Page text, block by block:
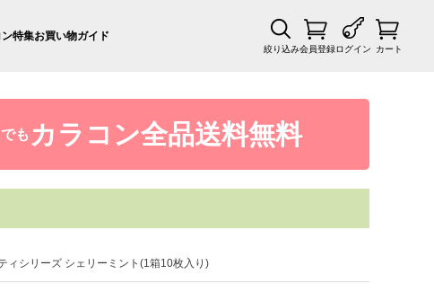
特集お買い物ガイド
絞り込み会員登録ログイン カート
も カラコン全品送料無料
ィシリーズ シェリーミント(1箱10枚入り)